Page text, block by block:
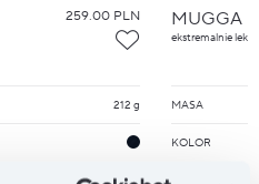
259.00 PLN
212 g
MUGGA
ekstremalnie
MASA
KOLOR